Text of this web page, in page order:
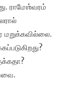
ராமேஶ்வரம்